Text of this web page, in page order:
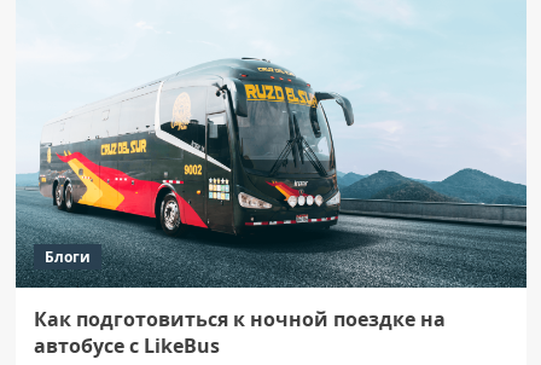
журналістку
Мзію
Амаглобелі
Блоги
Как подготовиться к ночной поездке на
автобусе с LikeBus